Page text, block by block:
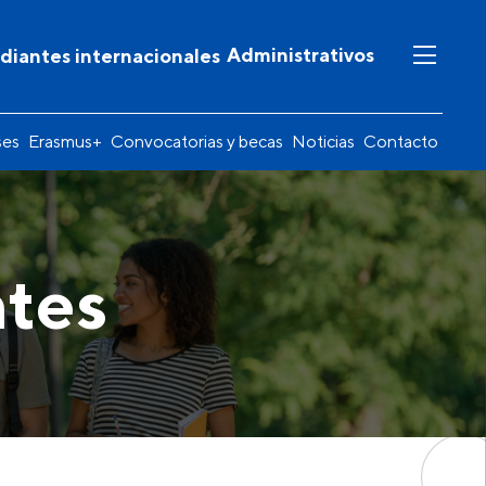
internacionales Administrativos
Erasmus+ Convocatorias y becas Noticias Contacto